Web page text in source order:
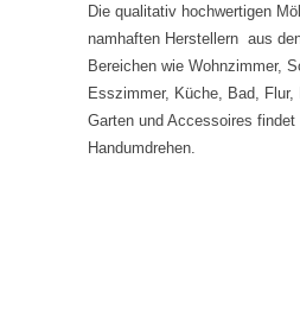
Die qualitativ hochwertigen
namhaften Herstellern aus
Bereichen wie Wohnzimmer,
Esszimmer, Küche, Bad, Flur,
Garten und Accessoires findet
Handumdrehen.